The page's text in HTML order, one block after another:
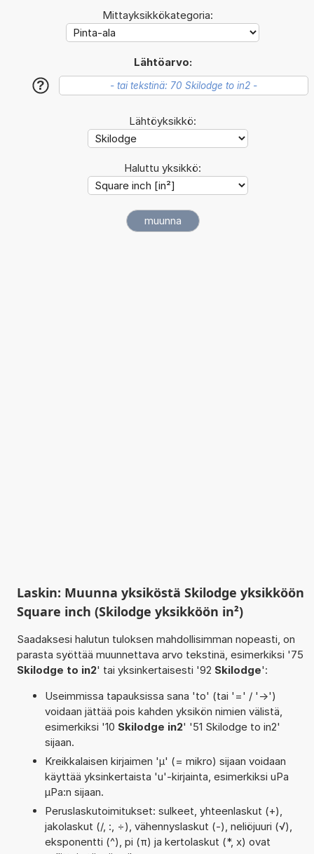
Mittayksikkökategoria:
Lähtöarvo:
?
Lähtöyksikkö:
Haluttu yksikkö:
Laskin: Muunna yksiköstä Skilodge yksikköön
Square inch (Skilodge yksikköön in²)
Saadaksesi halutun tuloksen mahdollisimman nopeasti, on
parasta syöttää muunnettava arvo tekstinä, esimerkiksi '75
Skilodge to in2' tai yksinkertaisesti '92 Skilodge':
Useimmissa tapauksissa sana 'to' (tai '=' / '->')
voidaan jättää pois kahden yksikön nimien välistä,
esimerkiksi '10 Skilodge in2' '51 Skilodge to in2'
sijaan.
Kreikkalaisen kirjaimen 'µ' (= mikro) sijaan voidaan
käyttää yksinkertaista 'u'-kirjainta, esimerkiksi uPa
µPa:n sijaan.
Peruslaskutoimitukset: sulkeet, yhteenlaskut (+),
jakolaskut (/, :, ÷), vähennyslaskut (-), neliöjuuri (√),
eksponentti (^), pi (π) ja kertolaskut (*, x) ovat